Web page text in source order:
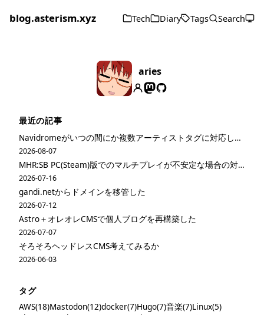
blog.asterism.xyz Tech Diary Tags Search
aries
最近の記事
Navidromeがいつの間にか複数アーティストタグに対応してた
2026-08-07
MHR:SB PC(Steam)版でのマルチプレイが不安定な場合の対策
2026-07-16
gandi.netからドメインを移管した
2026-07-12
Astro＋オレオレCMSで個人ブログを再構築した
2026-07-07
そろそろヘッドレスCMS考えてみるか
2026-06-03
タグ
AWS(18)Mastodon(12)docker(7)Hugo(7)音楽(7)Linux(5)